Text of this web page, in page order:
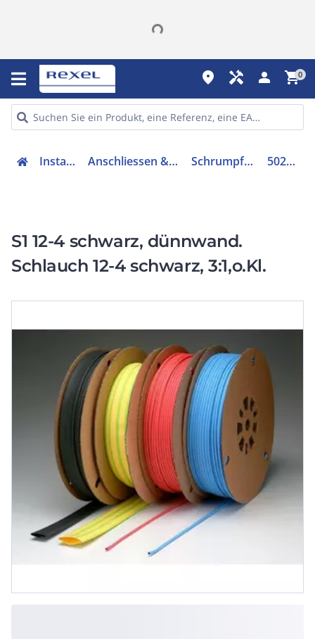
place handyman person shopping_cart0
Installation Anschliessen & Verbinden Schrumpfschlauch 50203793
S1 12-4 schwarz, dünnwand.
Schlauch 12-4 schwarz, 3:1,o.Kl.